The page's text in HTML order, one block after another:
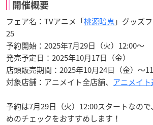
開催概要
フェア名：TVアニメ「桃源暗鬼」グッズ
25
予約開始：2025年7月29日（火）12:00〜
発売予定日：2025年10月17日（金）
店頭販売期間：2025年10月24日（金）〜11
対象店舗：アニメイト全店舗、 アニメイト
予約は7月29日（火）12:00スタートなの
めのチェックをおすすめします！